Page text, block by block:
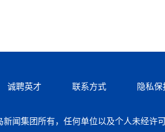
诚聘英才 联系方式 隐私保
闻集团所有，任何单位以及个人未经许